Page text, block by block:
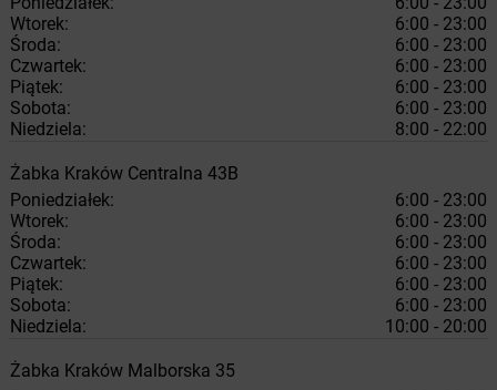
Wtorek:
6:00 - 23:00
Środa:
6:00 - 23:00
Czwartek:
6:00 - 23:00
Piątek:
6:00 - 23:00
Sobota:
6:00 - 23:00
Niedziela:
8:00 - 22:00
Żabka Kraków Centralna 43B
Poniedziałek:
6:00 - 23:00
Wtorek:
6:00 - 23:00
Środa:
6:00 - 23:00
Czwartek:
6:00 - 23:00
Piątek:
6:00 - 23:00
Sobota:
6:00 - 23:00
Niedziela:
10:00 - 20:00
Żabka Kraków Malborska 35